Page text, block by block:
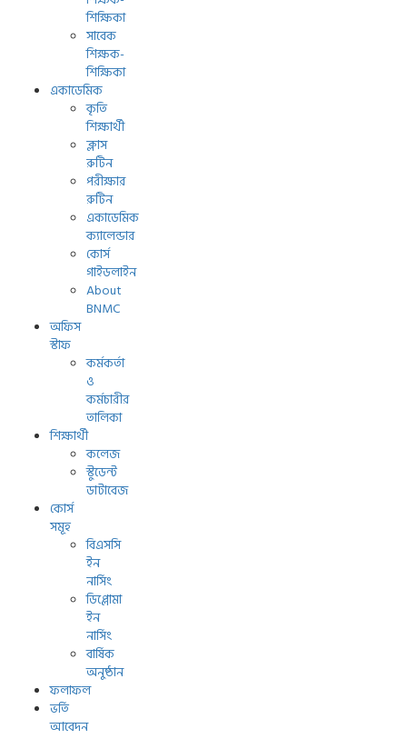
শিক্ষিকা
সাবেক
শিক্ষক-
শিক্ষিকা
একাডেমিক
কৃতি
শিক্ষার্থী
ক্লাস
রুটিন
পরীক্ষার
রুটিন
একাডেমিক
ক্যালেন্ডার
কোর্স
গাইডলাইন
About
BNMC
অফিস
স্টাফ
কর্মকর্তা
ও
কর্মচারীর
তালিকা
শিক্ষার্থী
কলেজ
স্টুডেন্ট
ডাটাবেজ
কোর্স
সমূহ
বিএসসি
ইন
নার্সিং
ডিপ্লোমা
ইন
নার্সিং
বার্ষিক
অনুষ্ঠান
ফলাফল
ভর্তি
আবেদন